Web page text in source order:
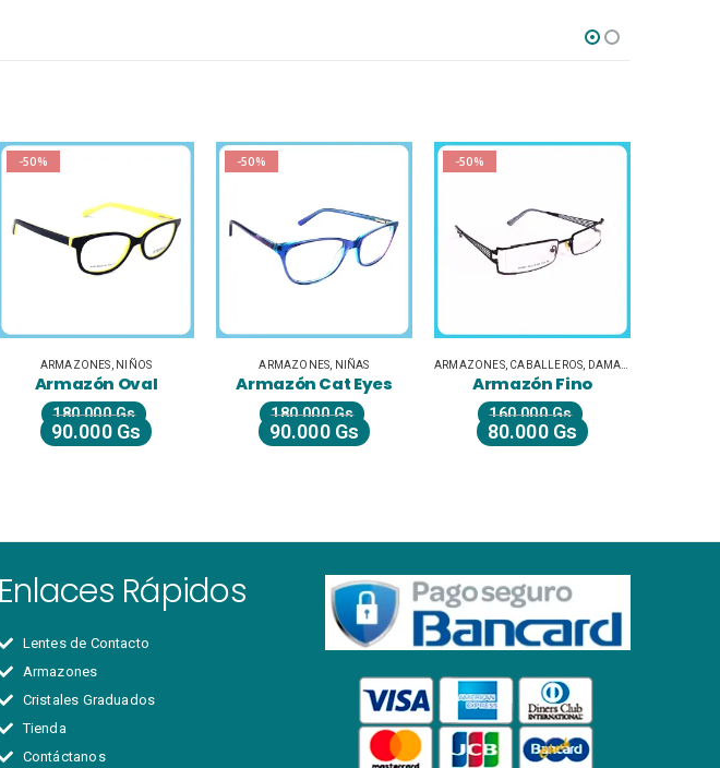
-50%
ARMAZONES NIÑOS
Armazón Oval
180.000Gs
90.000 Gs
-50%
ARMAZONES NIÑAS
Armazón Cat Eyes
180.000Gs
90.000 Gs
-50%
ARMAZONES, CABALLEROS DAMAS
Armazón Fino
160.000Gs
80.000 Gs
Enlaces Rápidos
Lentes de Contacto
Armazones
Cristales Graduados
Tienda
Contáctanos